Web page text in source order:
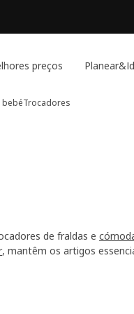
preços
Trocadores
de fraldas e
, mantêm os artigos